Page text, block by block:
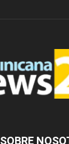
SOBRE